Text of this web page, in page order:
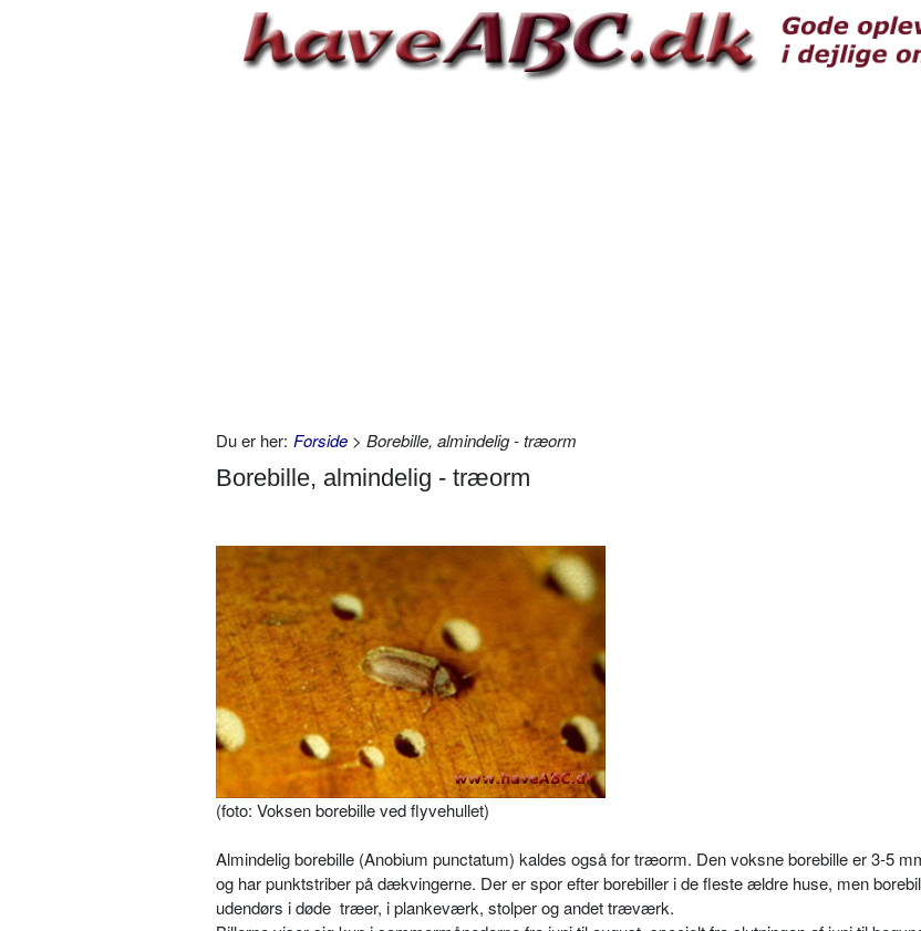
Du er her: Forside > Borebille, almindelig - træorm
Borebille, almindelig - træorm
(foto: Voksen borebille ved flyvehullet)
Almindelig borebille (Anobium punctatum) kaldes også for træorm. Den voksne borebille er 3-5
og har punktstriber på dækvingerne. Der er spor efter borebiller i de fleste ældre huse, men
udendørs i døde træer, i plankeværk, stolper og andet træværk.